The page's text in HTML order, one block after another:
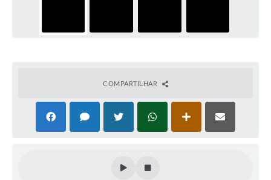
COMPARTILHAR